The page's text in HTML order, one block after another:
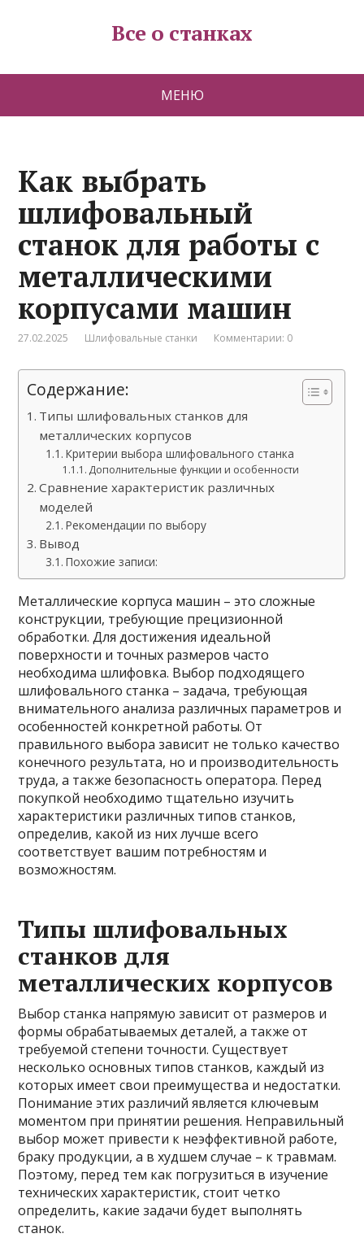
Все о станках
МЕНЮ
Как выбрать
шлифовальный
станок для работы с
металлическими
корпусами машин
27.02.2025 Шлифовальные станки Комментарии: 0
Содержание:
Типы шлифовальных станков для
металлических корпусов
Критерии выбора шлифовального станка
Дополнительные функции и особенности
Сравнение характеристик различных
моделей
Рекомендации по выбору
Вывод
Похожие записи:
Металлические корпуса машин – это сложные
конструкции, требующие прецизионной
обработки. Для достижения идеальной
поверхности и точных размеров часто
необходима шлифовка. Выбор подходящего
шлифовального станка – задача, требующая
внимательного анализа различных параметров и
особенностей конкретной работы. От
правильного выбора зависит не только качество
конечного результата, но и производительность
труда, а также безопасность оператора. Перед
покупкой необходимо тщательно изучить
характеристики различных типов станков,
определив, какой из них лучше всего
соответствует вашим потребностям и
возможностям.
Типы шлифовальных
станков для
металлических корпусов
Выбор станка напрямую зависит от размеров и
формы обрабатываемых деталей, а также от
требуемой степени точности. Существует
несколько основных типов станков, каждый из
которых имеет свои преимущества и недостатки.
Понимание этих различий является ключевым
моментом при принятии решения. Неправильный
выбор может привести к неэффективной работе,
браку продукции, а в худшем случае – к травмам.
Поэтому, перед тем как погрузиться в изучение
технических характеристик, стоит четко
определить, какие задачи будет выполнять
станок.